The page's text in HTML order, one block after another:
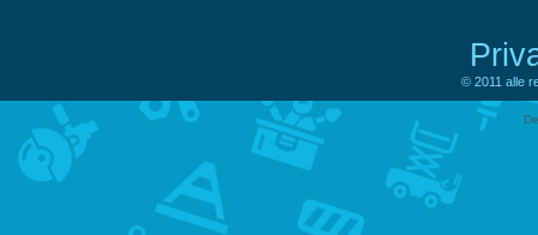
© 2011 alle